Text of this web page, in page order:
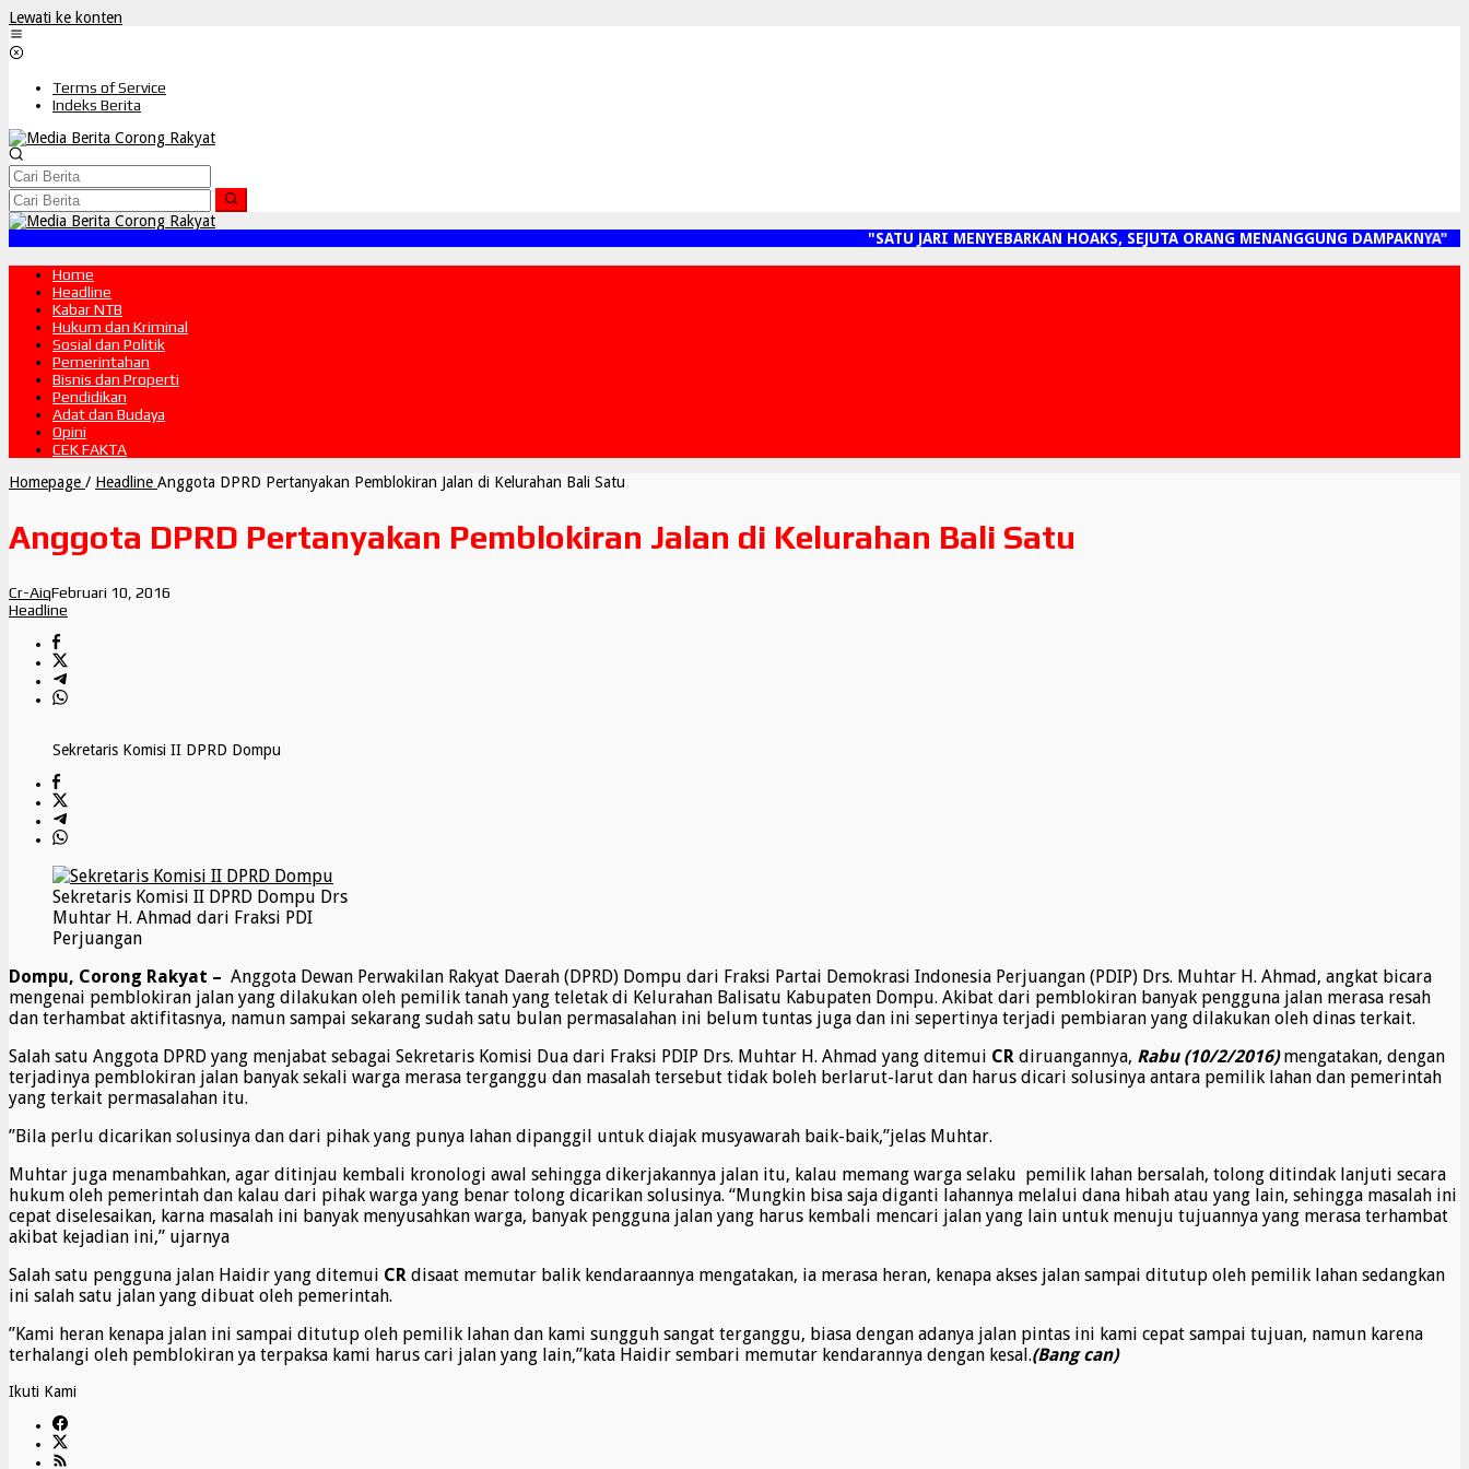
Lewati ke konten
Terms of Service
Indeks Berita
"SATU JARI MENYEBARKAN HOAKS, SEJUTA ORANG MENANGGUNG DAMPAKNYA"
Home
Headline
Kabar NTB
Hukum dan Kriminal
Sosial dan Politik
Pemerintahan
Bisnis dan Properti
Pendidikan
Adat dan Budaya
Opini
CEK FAKTA
Homepage / Headline Anggota DPRD Pertanyakan Pemblokiran Jalan di Kelurahan Bali Satu
Anggota DPRD Pertanyakan Pemblokiran Jalan di Kelurahan Bali Satu
Cr-AiqFebruari 10, 2016
Headline
Sekretaris Komisi II DPRD Dompu
Sekretaris Komisi II DPRD Dompu Drs
Muhtar H. Ahmad dari Fraksi PDI
Perjuangan
Dompu, Corong Rakyat – Anggota Dewan Perwakilan Rakyat Daerah (DPRD) Dompu dari Fraksi Partai Demokrasi Indonesia Perjuangan (PDIP) Drs. Muhtar H. Ahmad, angkat bicara
mengenai pemblokiran jalan yang dilakukan oleh pemilik tanah yang teletak di Kelurahan Balisatu Kabupaten Dompu. Akibat dari pemblokiran banyak pengguna jalan merasa resah
dan terhambat aktifitasnya, namun sampai sekarang sudah satu bulan permasalahan ini belum tuntas juga dan ini sepertinya terjadi pembiaran yang dilakukan oleh dinas terkait.
Salah satu Anggota DPRD yang menjabat sebagai Sekretaris Komisi Dua dari Fraksi PDIP Drs. Muhtar H. Ahmad yang ditemui CR diruangannya, Rabu (10/2/2016)mengatakan, dengan
terjadinya pemblokiran jalan banyak sekali warga merasa terganggu dan masalah tersebut tidak boleh berlarut-larut dan harus dicari solusinya antara pemilik lahan dan pemerintah
yang terkait permasalahan itu.
”Bila perlu dicarikan solusinya dan dari pihak yang punya lahan dipanggil untuk diajak musyawarah baik-baik,”jelas Muhtar.
Muhtar juga menambahkan, agar ditinjau kembali kronologi awal sehingga dikerjakannya jalan itu, kalau memang warga selaku pemilik lahan bersalah, tolong ditindak lanjuti secara
hukum oleh pemerintah dan kalau dari pihak warga yang benar tolong dicarikan solusinya. “Mungkin bisa saja diganti lahannya melalui dana hibah atau yang lain, sehingga masalah ini
cepat diselesaikan, karna masalah ini banyak menyusahkan warga, banyak pengguna jalan yang harus kembali mencari jalan yang lain untuk menuju tujuannya yang merasa terhambat
akibat kejadian ini,” ujarnya
Salah satu pengguna jalan Haidir yang ditemui CR disaat memutar balik kendaraannya mengatakan, ia merasa heran, kenapa akses jalan sampai ditutup oleh pemilik lahan sedangkan
ini salah satu jalan yang dibuat oleh pemerintah.
”Kami heran kenapa jalan ini sampai ditutup oleh pemilik lahan dan kami sungguh sangat terganggu, biasa dengan adanya jalan pintas ini kami cepat sampai tujuan, namun karena
terhalangi oleh pemblokiran ya terpaksa kami harus cari jalan yang lain,”kata Haidir sembari memutar kendarannya dengan kesal.(Bang can)
Ikuti Kami